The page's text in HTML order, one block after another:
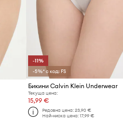
-11%
-5%* с код: FS
Бикини Calvin Klein Underwear
Текуща цена:
15,99 €
Редовна цена: 23,90 €
Най-ниска цена: 17,99 €